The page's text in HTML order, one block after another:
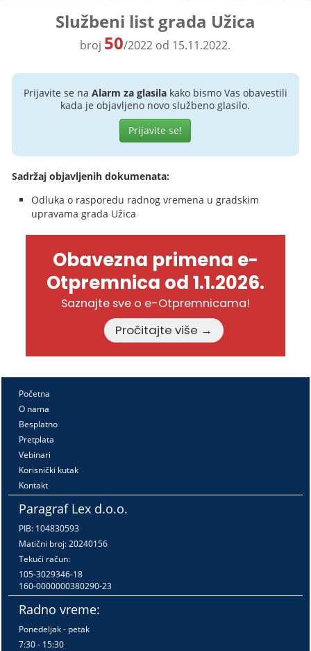
Službeni list grada Užica
broj 50/2022 od 15.11.2022.
Prijavite se na Alarm za glasilakako bismo Vas obavestili
kada je objavljeno novo službeno glasilo.
Prijavite se!
Sadržaj objavljenih dokumenata:
Odluka o rasporedu radnog vremena u gradskim
upravama grada Užica
Obavezna primena e-
Otpremnica od 1.1.2026.
Saznajte sve o e-Otpremnicama!
Pročitajte više →
Početna
O nama
Besplatno
Pretplata
Vebinari
Korisnički kutak
Kontakt
Paragraf Lex d.o.o.
PIB: 104830593
Matični broj: 20240156
Tekući račun:
105-3029346-18
160-0000000380290-23
Radno vreme:
Ponedeljak - petak
7:30 - 15:30